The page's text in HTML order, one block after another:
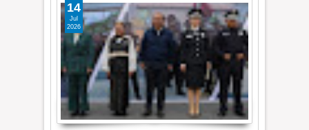
14
Jul
2026